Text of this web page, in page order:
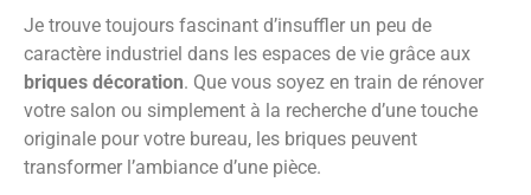
Je trouve toujours fascinant d’insuffler un peu de
caractère industriel dans les espaces de vie grâce aux
briques décoration. Que vous soyez en train de rénover
votre salon ou simplement à la recherche d’une touche
originale pour votre bureau, les briques peuvent
transformer l’ambiance d’une pièce.